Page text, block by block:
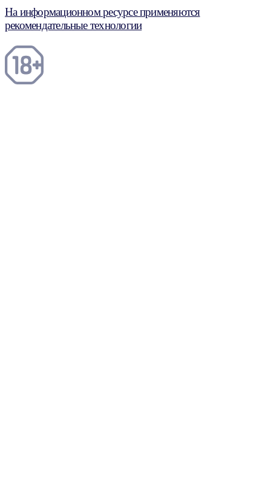
На информационном ресурсе применяются
рекомендательные технологии